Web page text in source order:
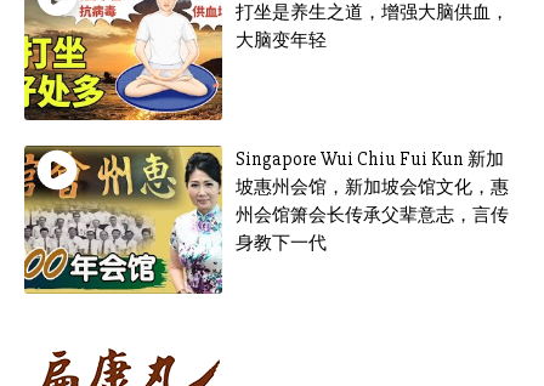
打坐是养生之道，增强大脑供血，
大脑变年轻
Singapore Wui Chiu Fui Kun 新加
坡惠州会馆，新加坡会馆文化，惠
州会馆箫会长传承父辈意志，言传
身教下一代